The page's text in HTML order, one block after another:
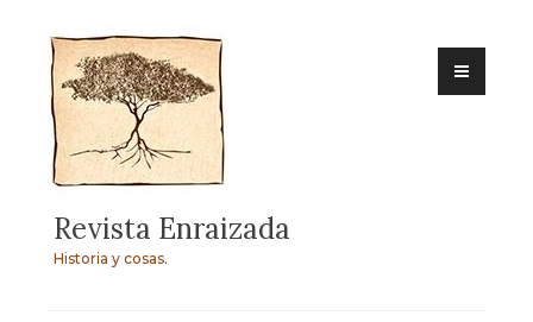
Skip
content
Revista Enraizada
Historia y cosas.